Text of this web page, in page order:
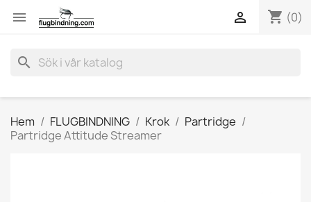
 shopping_cart (0)

search
Hem FLUGBINDNING Krok
Partridge
Partridge Attitude Streamer